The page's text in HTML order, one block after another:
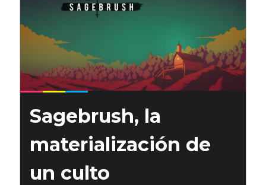
Sagebrush, la
materialización de
un culto